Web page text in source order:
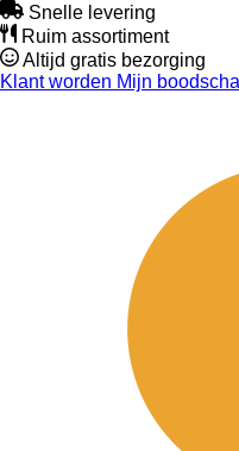
Snelle levering
Ruim assortiment
Altijd gratis bezorging
Klant worden Mijn